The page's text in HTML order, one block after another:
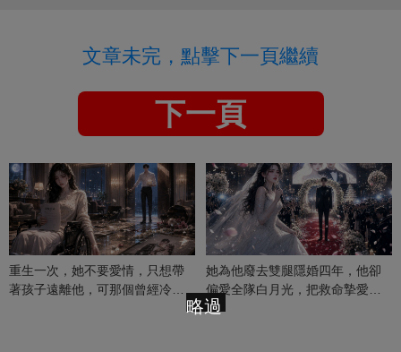
文章未完，點擊下一頁繼續
下一頁
重生一次，她不要愛情，只想帶
著孩子遠離他，可那個曾經冷漠
她為他廢去雙腿隱婚四年，他卻
偏愛全隊白月光，把救命摯愛當
成畢生負擔
略過